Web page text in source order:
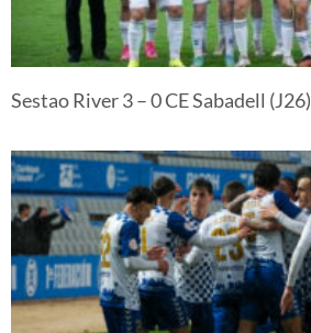
Sestao River 3 – 0 CE Sabadell (J26)